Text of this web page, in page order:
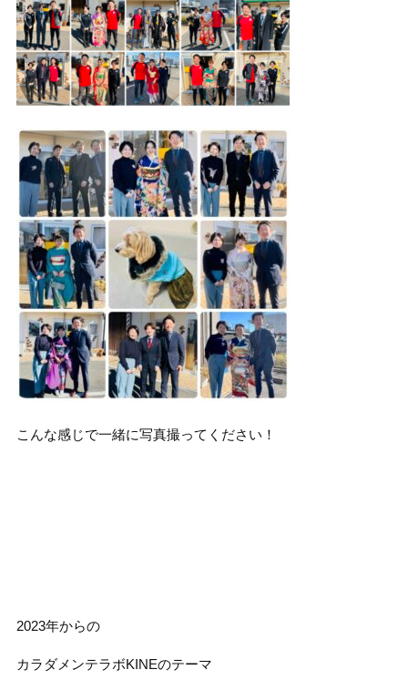
こんな感じで一緒に写真撮ってください！
2023年からの
カラダメンテラボKINEのテーマ